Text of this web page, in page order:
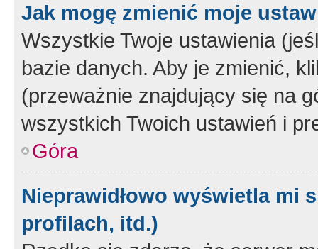
Jak mogę zmienić moje
Wszystkie Twoje ustawienia
bazie danych. Aby je zmienić,
(przeważnie znajdujący się na
wszystkich Twoich ustawień i
Góra
Nieprawidłowo wyświetla mi
profilach, itd.)